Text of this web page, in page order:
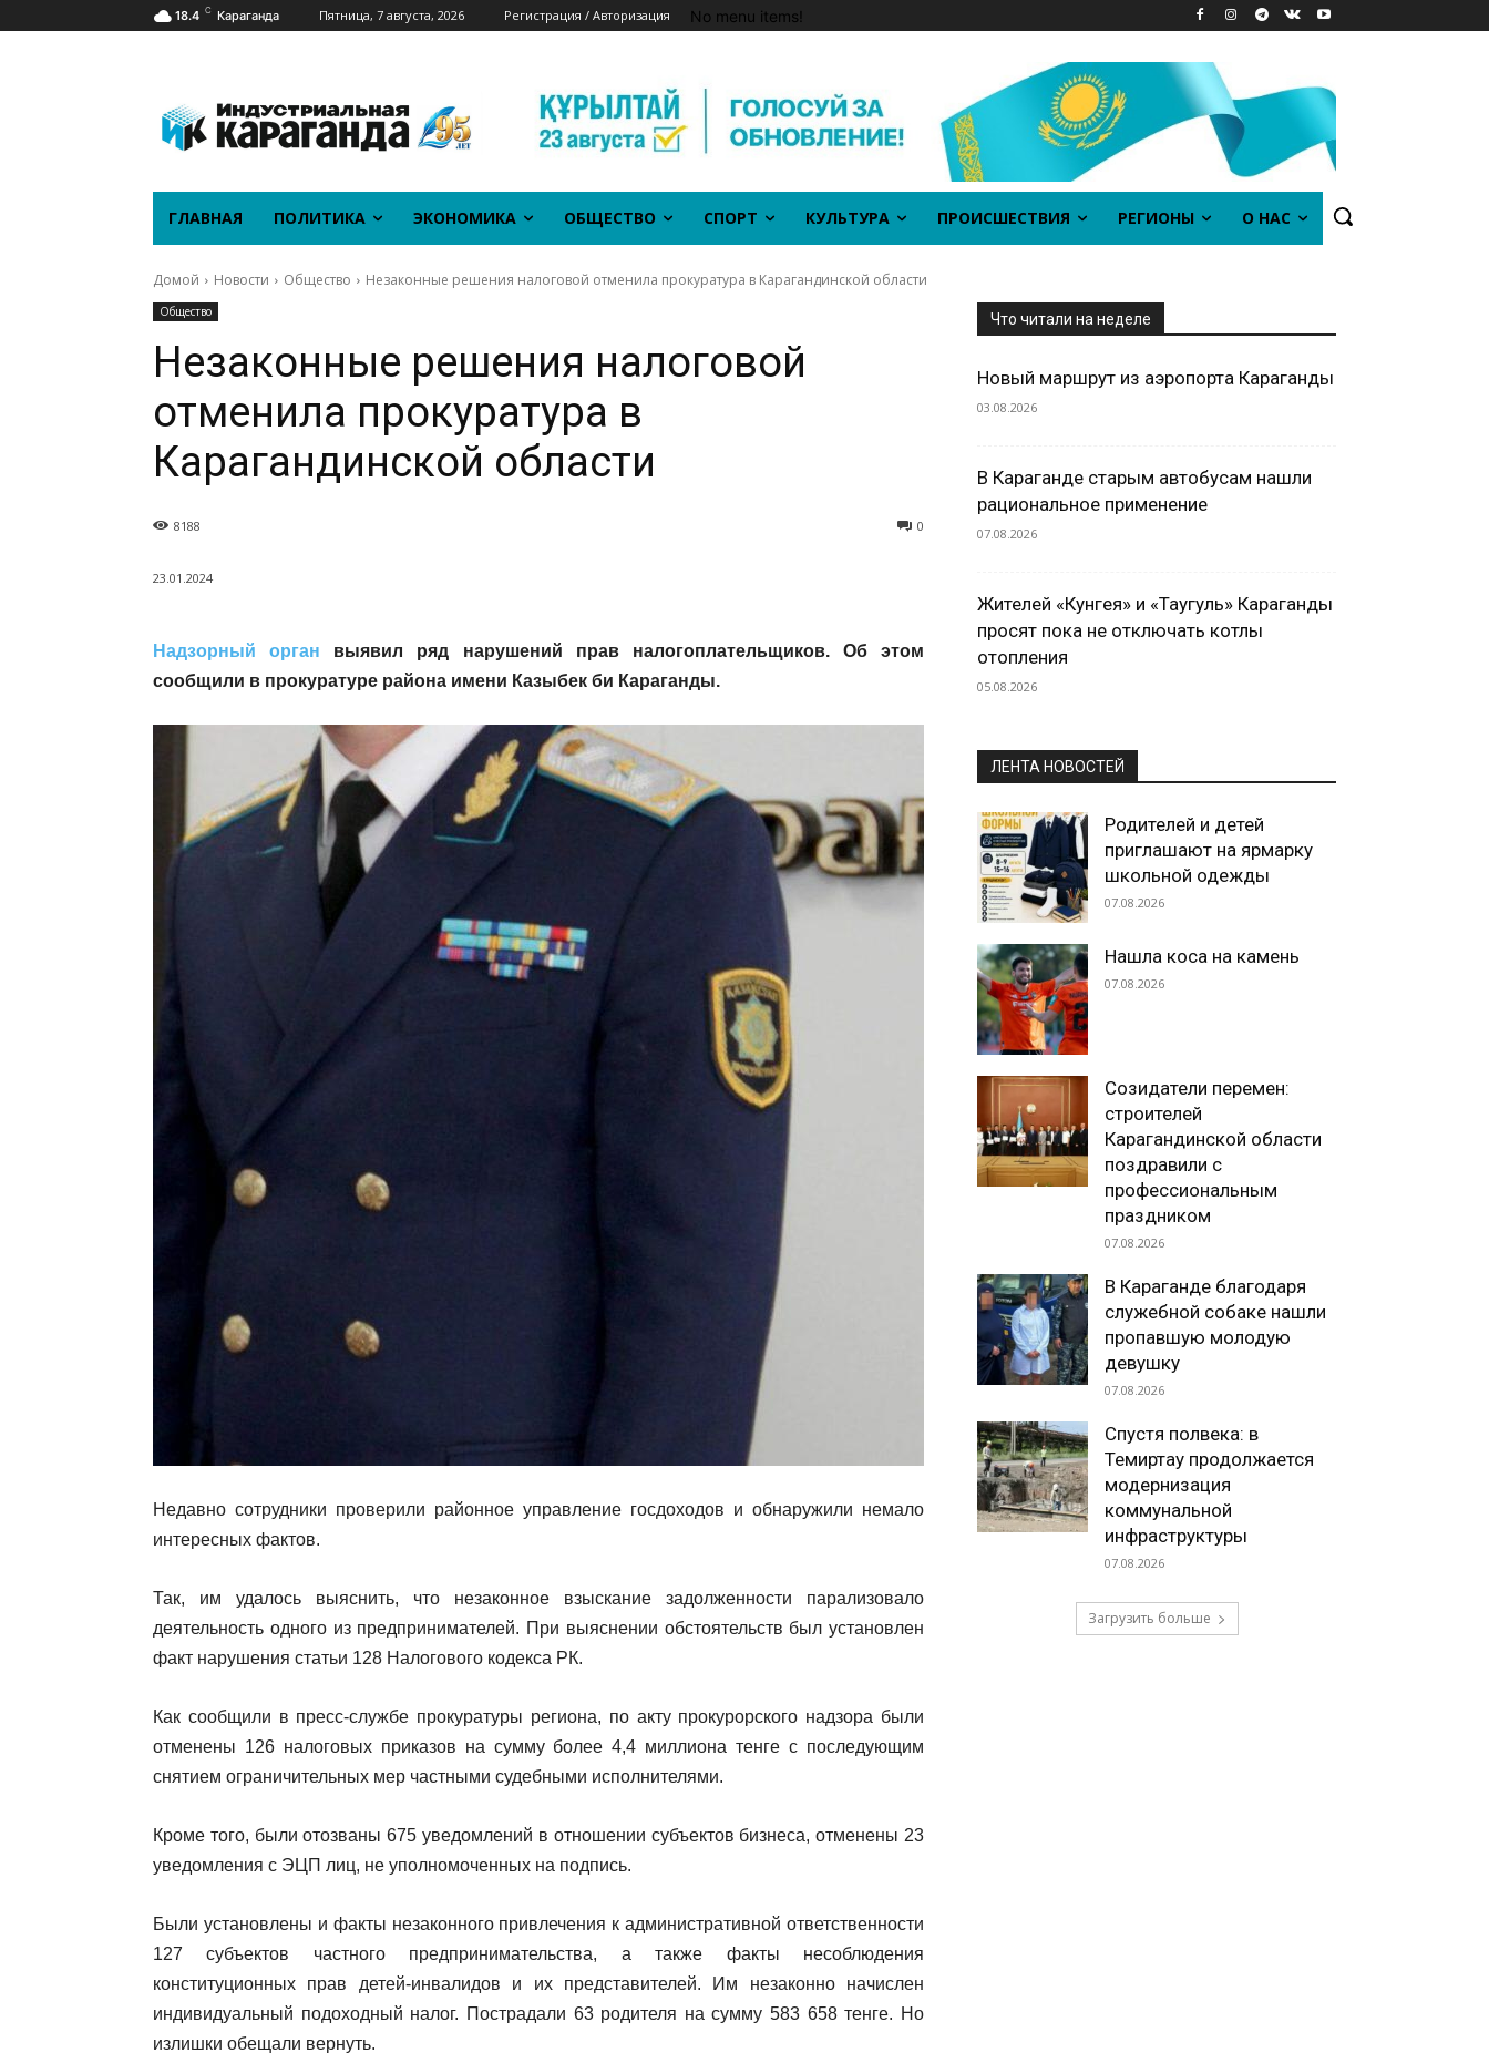
18.4 C Караганда Пятница, 7 августа, 2026 Регистрация / Авторизация No menu items!
ГЛАВНАЯ ПОЛИТИКА ЭКОНОМИКА ОБЩЕСТВО СПОРТ КУЛЬТУРА ПРОИСШЕСТВИЯ РЕГИОНЫ О НАС
Домой Новости Общество Незаконные решения налоговой отменила прокуратура в Карагандинской области
Общество
Незаконные решения налоговой
отменила прокуратура в
Карагандинской области
0
8188
23.01.2024
Надзорный орган выявил ряд нарушений прав налогоплательщиков. Об этом
сообщили в прокуратуре района имени Казыбек би Караганды.
Недавно сотрудники проверили районное управление госдоходов и обнаружили немало
интересных фактов.
Так, им удалось выяснить, что незаконное взыскание задолженности парализовало
деятельность одного из предпринимателей. При выяснении обстоятельств был установлен
факт нарушения статьи 128 Налогового кодекса РК.
Как сообщили в пресс-службе прокуратуры региона, по акту прокурорского надзора были
отменены 126 налоговых приказов на сумму более 4,4 миллиона тенге с последующим
снятием ограничительных мер частными судебными исполнителями.
Кроме того, были отозваны 675 уведомлений в отношении субъектов бизнеса, отменены 23
уведомления с ЭЦП лиц, не уполномоченных на подпись.
Были установлены и факты незаконного привлечения к административной ответственности
127 субъектов частного предпринимательства, а также факты несоблюдения
конституционных прав детей-инвалидов и их представителей. Им незаконно начислен
индивидуальный подоходный налог. Пострадали 63 родителя на сумму 583 658 тенге. Но
излишки обещали вернуть.
Что читали на неделе
Новый маршрут из аэропорта Караганды
03.08.2026
В Караганде старым автобусам нашли
рациональное применение
07.08.2026
Жителей «Кунгея» и «Таугуль» Караганды
просят пока не отключать котлы
отопления
05.08.2026
ЛЕНТА НОВОСТЕЙ
Родителей и детей
приглашают на ярмарку
школьной одежды
07.08.2026
Нашла коса на камень
07.08.2026
Созидатели перемен:
строителей
Карагандинской области
поздравили с
профессиональным
праздником
07.08.2026
В Караганде благодаря
служебной собаке нашли
пропавшую молодую
девушку
07.08.2026
Спустя полвека: в
Темиртау продолжается
модернизация
коммунальной
инфраструктуры
07.08.2026
Загрузить больше